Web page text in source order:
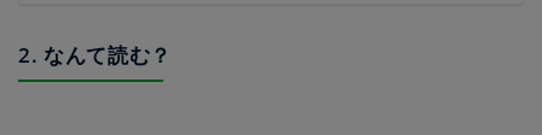
2. なんて読む？